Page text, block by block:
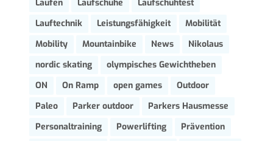
Laufen
Laufschuhe
Laufschuhtest
Lauftechnik
Leistungsfähigkeit
Mobilität
Mobility
Mountainbike News
Nikolaus
nordic skating
olympisches Gewichtheben
ON
On Ramp open games
Outdoor
Paleo
Parker outdoor
Parkers Hausmesse
Personaltraining
Powerlifting
Prävention